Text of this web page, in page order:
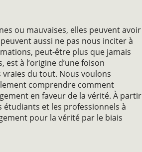
ou mauvaises, elles peuvent avoir
aussi ne pas nous inciter à
peut-être plus que jamais
à l’origine d’une foison
vraies du tout. Nous voulons
comprendre comment
en faveur de la vérité. À partir
et les professionnels à
pour la vérité par le biais